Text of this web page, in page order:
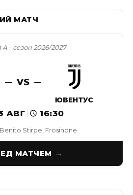
Stirpe, Frosinone
А - сезон 2026/2027
VS
ЮВЕНТУС
АВГ 16:30
МАТЧЕМ